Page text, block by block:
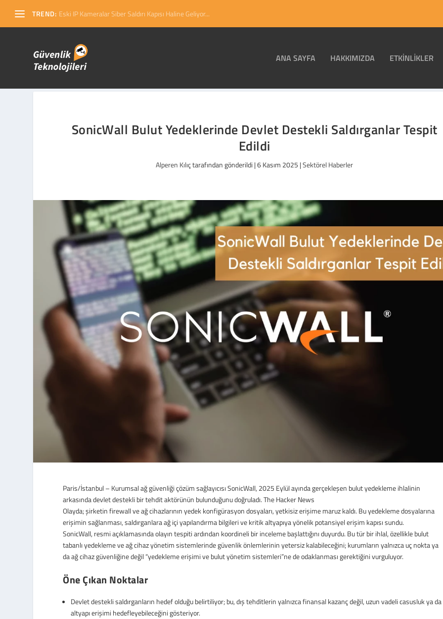
TREND: Eski IP Kameralar Siber Saldırı Kapısı Haline Geliyor...
ANA SAYFA HAKKIMIZDA ETKINLIKLER
SonicWall Bulut Yedeklerinde Devlet Destekli Saldırganlar Tespit
Edildi
Alperen Kılıçtarafından gönderildi |6 Kasım 2025 |Sektörel Haberler
Paris/İstanbul – Kurumsal ağ güvenliği çözüm sağlayıcısı SonicWall, 2025 Eylül ayında gerçekleşen bulut yedekleme ihlalinin
arkasında devlet destekli bir tehdit aktörünün bulunduğunu doğruladı.The Hacker News
Olayda; şirketin firewall ve ağ cihazlarının yedek konfigürasyon dosyaları, yetkisiz erişime maruz kaldı. Bu yedekleme dosyalarına
erişimin sağlanması, saldırganlara ağ içi yapılandırma bilgileri ve kritik altyapıya yönelik potansiyel erişim kapısı sundu.
SonicWall, resmi açıklamasında olayın tespiti ardından koordineli bir inceleme başlattığını duyurdu. Bu tür bir ihlal, özellikle bulut
tabanlı yedekleme ve ağ cihaz yönetim sistemlerinde güvenlik önlemlerinin yetersiz kalabileceğini; kurumların yalnızca uç nokta ya
da ağ cihaz güvenliğine değil “yedekleme erişimi ve bulut yönetim sistemleri”ne de odaklanması gerektiğini vurguluyor.
Öne Çıkan Noktalar
Devlet destekli saldırganların hedef olduğu belirtiliyor; bu, dış tehditlerin yalnızca finansal kazanç değil, uzun vadeli casusluk ya da
altyapı erişimi hedefleyebileceğini gösteriyor.